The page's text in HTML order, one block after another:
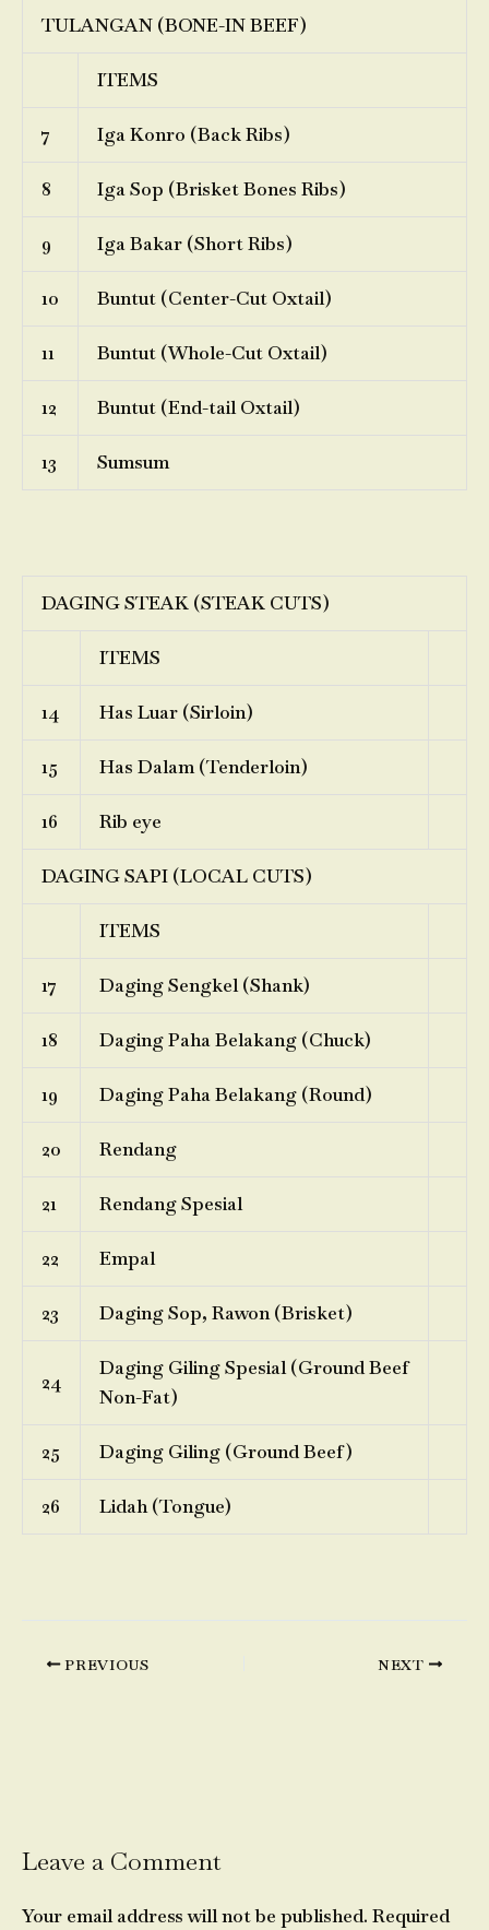
TULANGAN (BONE-IN BEEF)
ITEMS
7 Iga Konro (Back Ribs)
8 Iga Sop (Brisket Bones Ribs)
9 Iga Bakar (Short Ribs)
10 Buntut (Center-Cut Oxtail)
11 Buntut (Whole-Cut Oxtail)
12 Buntut (End-tail Oxtail)
13 Sumsum
DAGING STEAK (STEAK CUTS)
ITEMS
14 Has Luar (Sirloin)
15 Has Dalam (Tenderloin)
16 Rib eye
DAGING SAPI (LOCAL CUTS)
ITEMS
17 Daging Sengkel (Shank)
18 Daging Paha Belakang (Chuck)
19 Daging Paha Belakang (Round)
20 Rendang
21 Rendang Spesial
22 Empal
23 Daging Sop, Rawon (Brisket)
24
Daging Giling Spesial (Ground Beef
Non-Fat)
25 Daging Giling (Ground Beef)
26 Lidah (Tongue)
PREVIOUS NEXT
Leave a Comment
Your email address will not be published. Required